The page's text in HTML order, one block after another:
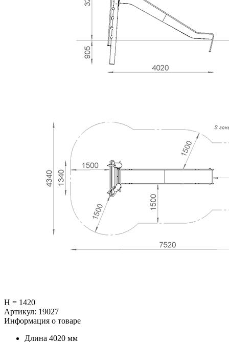
H = 1420
Артикул: 19027
Информация о товаре
Длина 4020 мм